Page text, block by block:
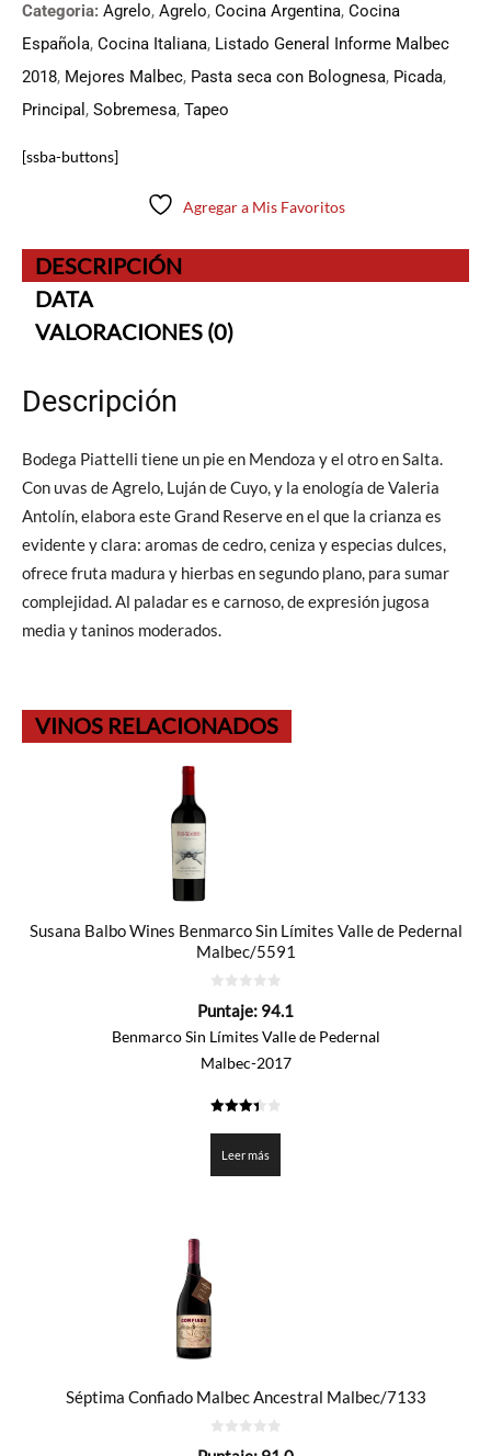
Categoria: Agrelo, Agrelo, Cocina Argentina, Cocina
Española, Cocina Italiana, Listado General Informe Malbec
2018, Mejores Malbec, Pasta seca con Bolognesa, Picada,
Principal , Sobremesa, Tapeo
[ssba-buttons]
Agregar a Mis Favoritos
DESCRIPCIÓN
DATA
VALORACIONES (0)
Descripción
Bodega Piattelli tiene un pie en Mendoza y el otro en Salta.
Con uvas de Agrelo, Luján de Cuyo, y la enología de Valeria
Antolín, elabora este Grand Reserve en el que la crianza es
evidente y clara: aromas de cedro, ceniza y especias dulces,
ofrece fruta madura y hierbas en segundo plano, para sumar
complejidad. Al paladar es e carnoso, de expresión jugosa
media y taninos moderados.
VINOS RELACIONADOS
Susana Balbo Wines Benmarco Sin Límites Valle de Pedernal
Malbec/5591
de
Puntaje: 94.1
Benmarco Sin Límites Valle de Pedernal
Malbec-2017
Leer más
Séptima Confiado Malbec Ancestral Malbec/7133